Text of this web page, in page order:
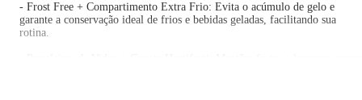
- Frost Free + Compartimento Extra Frio: Evita o acúmulo de gelo e
garante a conservação ideal de frios e bebidas geladas, facilitando sua
rotina.